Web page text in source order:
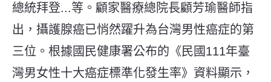
總統拜登...等。顧家醫療總院長顧芳瑜醫師指
出，攝護腺癌已悄然躍升為台灣男性癌症的第
三位。根據國民健康署公布的《民國111年臺
灣男女性十大癌症標準化發生率》資料顯示，